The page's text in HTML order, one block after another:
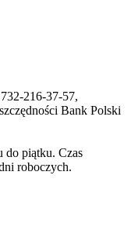
216-37-57,
Bank Polski
do piątku. Czas
roboczych.